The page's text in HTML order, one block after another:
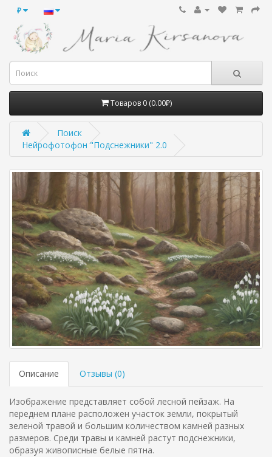
₽
Товаров 0 (0.00₽)
Поиск
Нейрофотофон "Подснежники" 2.0
Описание Отзывы (0)
Изображение представляет собой лесной пейзаж. На
переднем плане расположен участок земли, покрытый
зеленой травой и большим количеством камней разных
размеров. Среди травы и камней растут подснежники,
образуя живописные белые пятна.